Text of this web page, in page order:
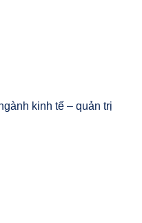
kinh tế – quản trị